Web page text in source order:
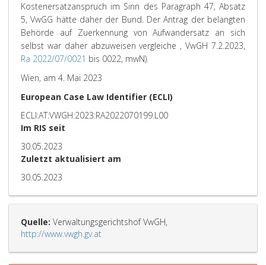
Kostenersatzanspruch im Sinn des Paragraph 47, Absatz
5, VwGG hätte daher der Bund. Der Antrag der belangten
Behörde auf Zuerkennung von Aufwandersatz an sich
selbst war daher abzuweisen vergleiche , VwGH 7.2.2023,
Ra 2022/07/0021 bis 0022, mwN).
Wien, am 4. Mai 2023
European Case Law Identifier (ECLI)
ECLI:AT:VWGH:2023:RA2022070199.L00
Im RIS seit
30.05.2023
Zuletzt aktualisiert am
30.05.2023
Quelle: Verwaltungsgerichtshof VwGH,
http://www.vwgh.gv.at